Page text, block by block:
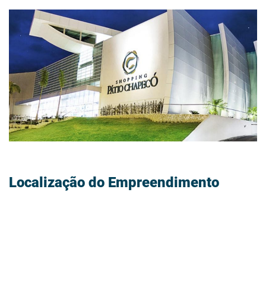
DETALHES
Localização do Empreendimento